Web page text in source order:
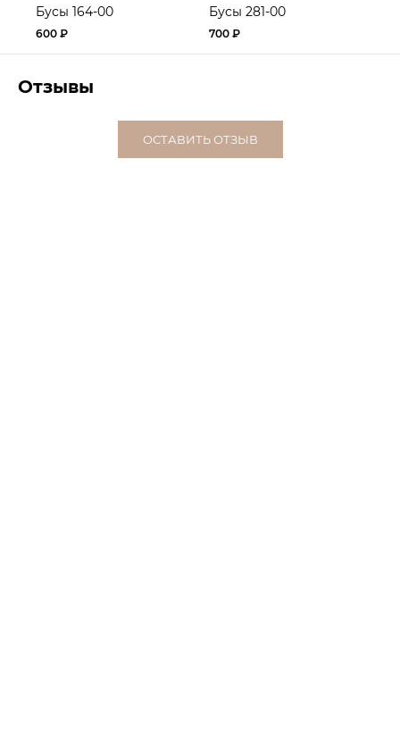
Бусы 164-00
600 ₽
Бусы 281-00
700 ₽
Отзывы
ОСТАВИТЬ ОТЗЫВ